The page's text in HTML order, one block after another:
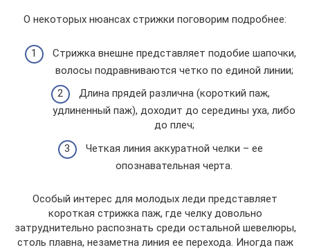
О некоторых нюансах стрижки поговорим подробнее:
Стрижка внешне представляет подобие шапочки,
волосы подравниваются четко по единой линии;
Длина прядей различна (короткий паж,
удлиненный паж), доходит до середины уха, либо
до плеч;
Четкая линия аккуратной челки – ее
опознавательная черта.
Особый интерес для молодых леди представляет
короткая стрижка паж, где челку довольно
затруднительно распознать среди остальной шевелюры,
столь плавна, незаметна линия ее перехода. Иногда паж